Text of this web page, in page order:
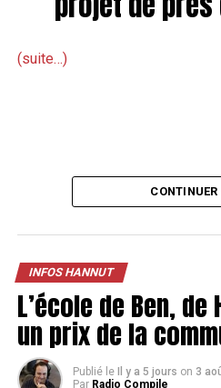
(suite…)
CONTINUER
INFOS HANNUT
L’école de Ben,
un prix de la
Publié le Il y a 5 jours on 3
Par Radio Compile